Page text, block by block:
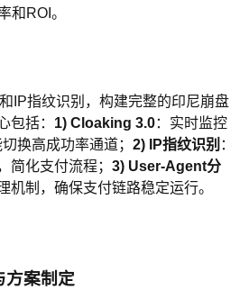
和ROI。
IP指纹识别，构建完整的印尼崩盘
包括： 1) Cloaking 3.0：实时监控
换高成功率通道； 2) IP指纹识别 ：
简化支付流程； 3) User-Agent分
机制，确保支付链路稳定运行。
方案制定